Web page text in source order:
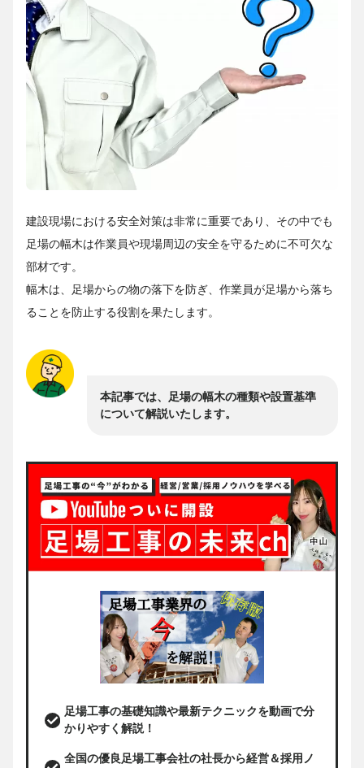
建設現場における安全対策は非常に重要であり、その中でも
足場の幅木は作業員や現場周辺の安全を守るために不可欠な
部材です。
幅木は、足場からの物の落下を防ぎ、作業員が足場から落ち
ることを防止する役割を果たします。
本記事では、足場の幅木の種類や設置基準
について解説いたします。
足場工事の基礎知識や最新テクニックを動画で分
かりやすく解説！
全国の優良足場工事会社の社長から経営＆採用ノ